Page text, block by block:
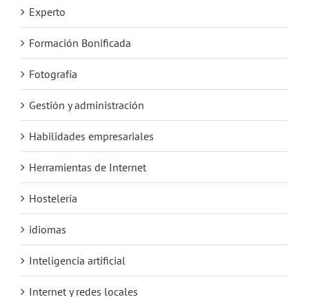
Experto
Formación Bonificada
Fotografía
Gestión y administración
Habilidades empresariales
Herramientas de Internet
Hostelería
idiomas
Inteligencia artificial
Internet y redes locales